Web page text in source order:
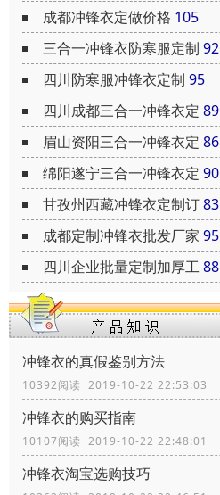
成都冲锋衣定做价格 105
三合一冲锋衣防寒服定制 92
四川防寒服冲锋衣定制 95
四川成都三合一冲锋衣定 89
眉山资阳三合一冲锋衣定 86
绵阳遂宁三合一冲锋衣定 90
甘孜州西藏冲锋衣定制订83
成都定制冲锋衣批发厂家 95
四川企业批量定制加厚工88
冲锋衣的真假鉴别方法
10392阅读 2019-10-22 22:53:03
冲锋衣的购买指南
10107阅读 2019-10-22 22:48:01
冲锋衣淘宝选购技巧